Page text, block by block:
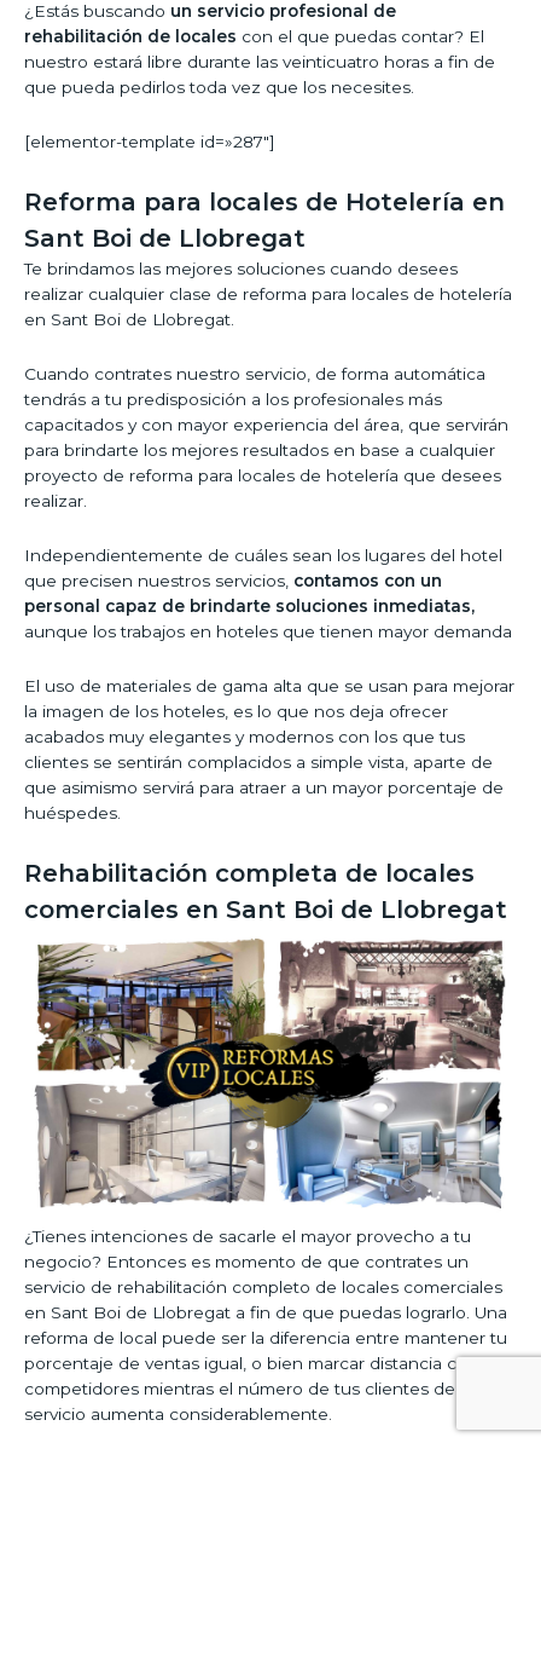
¿Estás buscando un servicio profesional de
rehabilitación de locales con el que puedas contar? El
nuestro estará libre durante las veinticuatro horas a fin de
que pueda pedirlos toda vez que los necesites.
[elementor-template id=»287″]
Reforma para locales de Hotelería en
Sant Boi de Llobregat
Te brindamos las mejores soluciones cuando desees
realizar cualquier clase de reforma para locales de hotelería
en Sant Boi de Llobregat.
Cuando contrates nuestro servicio, de forma automática
tendrás a tu predisposición a los profesionales más
capacitados y con mayor experiencia del área, que servirán
para brindarte los mejores resultados en base a cualquier
proyecto de reforma para locales de hotelería que desees
realizar.
Independientemente de cuáles sean los lugares del hotel
que precisen nuestros servicios, contamos con un
personal capaz de brindarte soluciones inmediatas,
aunque los trabajos en hoteles que tienen mayor demanda
El uso de materiales de gama alta que se usan para mejorar
la imagen de los hoteles, es lo que nos deja ofrecer
acabados muy elegantes y modernos con los que tus
clientes se sentirán complacidos a simple vista, aparte de
que asimismo servirá para atraer a un mayor porcentaje de
huéspedes.
Rehabilitación completa de locales
comerciales en Sant Boi de Llobregat
¿Tienes intenciones de sacarle el mayor provecho a tu
negocio? Entonces es momento de que contrates un
servicio de rehabilitación completo de locales comerciales
en Sant Boi de Llobregat a fin de que puedas lograrlo. Una
reforma de local puede ser la diferencia entre mantener tu
porcentaje de ventas igual, o bien marcar distancia con tus
competidores mientras el número de tus clientes del
servicio aumenta considerablemente.